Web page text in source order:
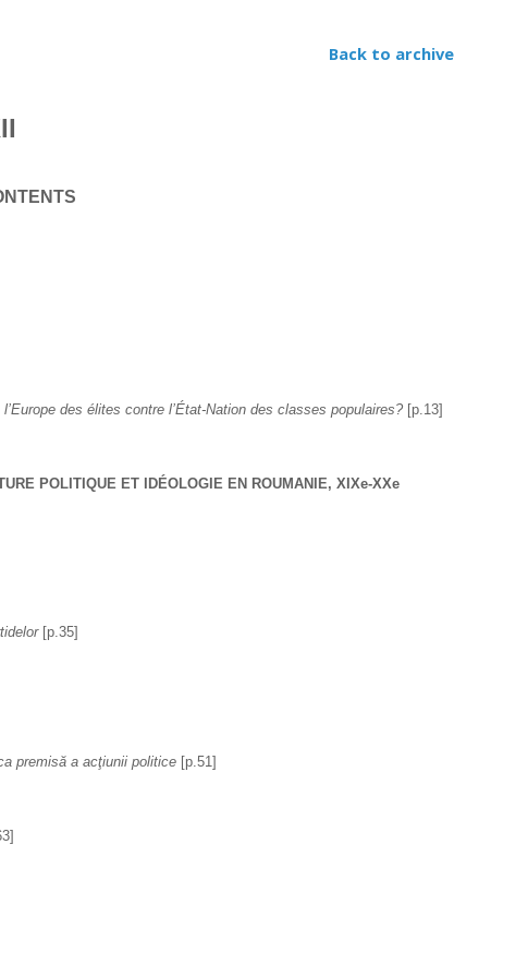
Back to archive
des élites contre l’État-Nation des classes populaires? [p.13]
POLITIQUE ET IDÉOLOGIE EN ROUMANIE, XIXe-XXe
[p.35]
premisă a acţiunii politice [p.51]